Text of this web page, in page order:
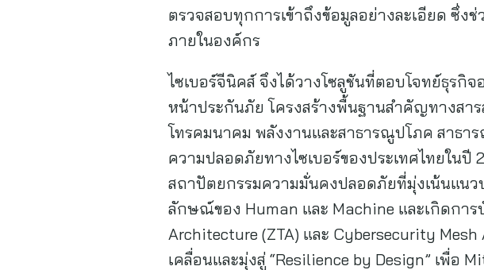
ตรวจสอบทุกการเข้าถึงข้อมูลอย่างละเอียด ซึ่ง
ภายในองค์กร
ไซเบอร์จีนิคส์ จึงได้วางโซลูชันที่ตอบโจทย์ธุรกิ
หน้าประกันภัย โครงสร้างพื้นฐานสำคัญทางสา
โทรคมนาคม พลังงานและสาธารณูปโภค สาธ
ความปลอดภัยทางไซเบอร์ของประเทศไทยในปี
สถาปัตยกรรมความมั่นคงปลอดภัยที่มุ่งเน้นแน
ลักษณ์ของ Human และ Machine และเกิดกา
Architecture (ZTA) และ Cybersecurity
เคลื่อนและมุ่งสู่ “Resilience by Design” เพื่อ